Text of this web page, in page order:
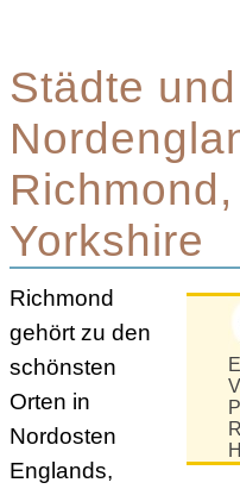
Städte
Yorkshire
Richmond
gehört zu den
schönsten
Orten in
Nordosten
Englands,